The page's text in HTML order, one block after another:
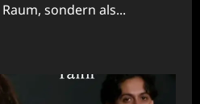
sondern als...